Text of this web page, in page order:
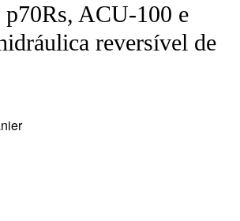
p70Rs, ACU-100 e
reversível de